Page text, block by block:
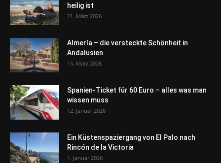
heilig ist
21. März 2026
Almería – die versteckte Schönheit in
Andalusien
15. März 2026
Spanien-Ticket für 60 Euro – alles was man
wissen muss
12. Januar 2026
Ein Küstenspaziergang von El Palo nach
Rincón de la Victoria
1. Januar 2026